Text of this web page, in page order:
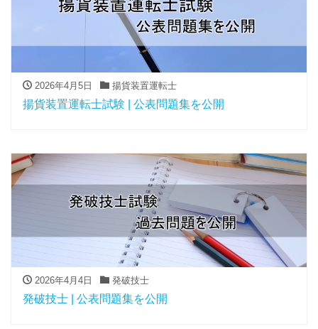
2026年4月5日 揚貨装置運転士
揚貨装置運転士試験 | 公表問題集を公開
2026年4月4日 発破技士
発破技士 | 公表問題集を公開